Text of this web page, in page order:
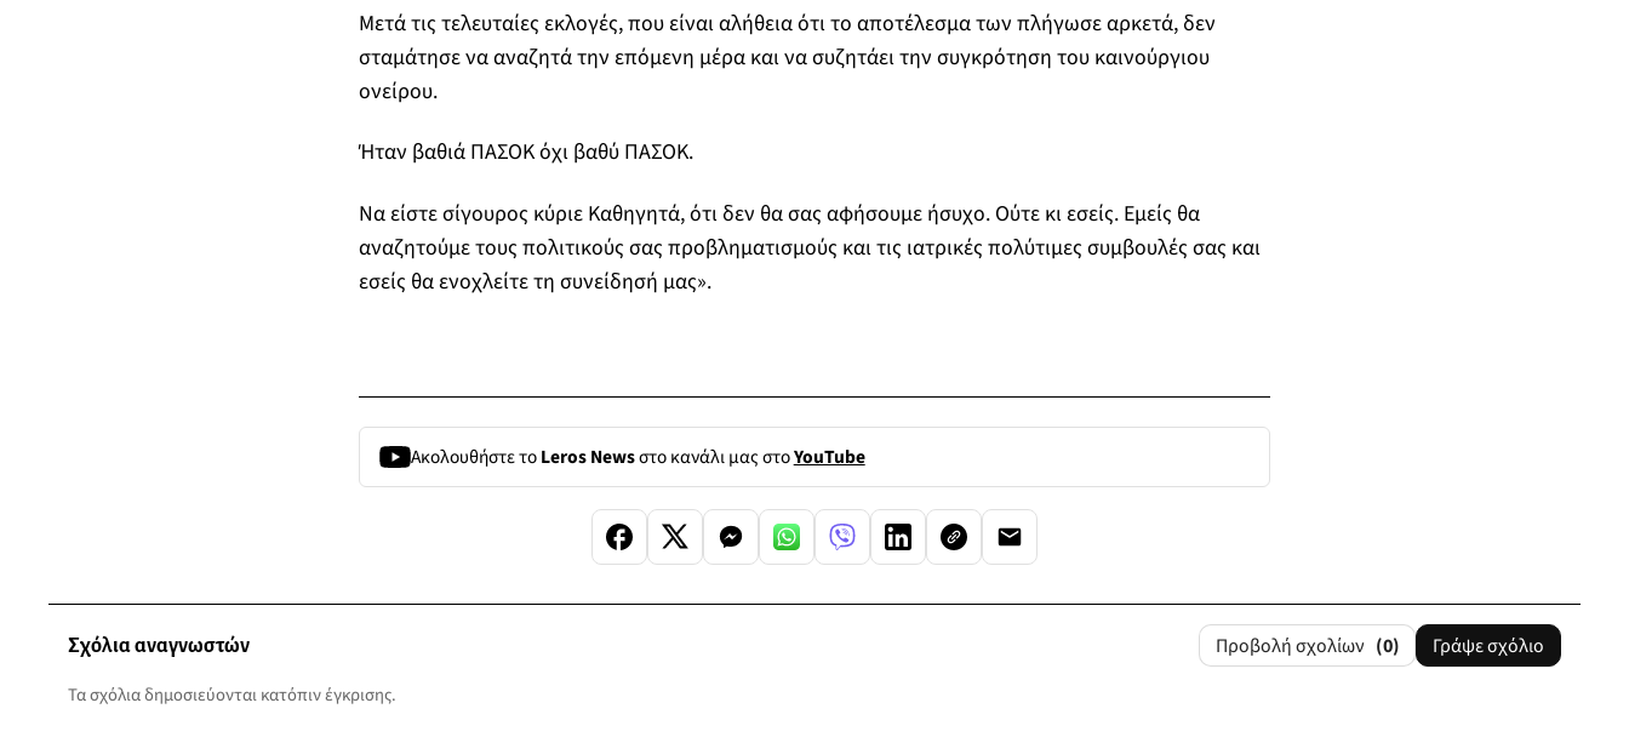
Μετά τις τελευταίες εκλογές, που είναι αλήθεια ότι το αποτέλεσμα των πλήγωσε αρκετά, δεν
σταμάτησε να αναζητά την επόμενη μέρα και να συζητάει την συγκρότηση του καινούργιου
ονείρου.
Ήταν βαθιά ΠΑΣΟΚ όχι βαθύ ΠΑΣΟΚ.
Να είστε σίγουρος κύριε Καθηγητά, ότι δεν θα σας αφήσουμε ήσυχο. Ούτε κι εσείς. Εμείς θα
αναζητούμε τους πολιτικούς σας προβληματισμούς και τις ιατρικές πολύτιμες συμβουλές σας και
εσείς θα ενοχλείτε τη συνείδησή μας».
Ακολουθήστε τοLeros Newsστο κανάλι μας στοYouTube
Σχόλια αναγνωστών Προβολή σχολίων (0) Γράψε σχόλιο
Τα σχόλια δημοσιεύονται κατόπιν έγκρισης.